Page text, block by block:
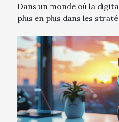
Dans un monde où la
plus en plus dans les